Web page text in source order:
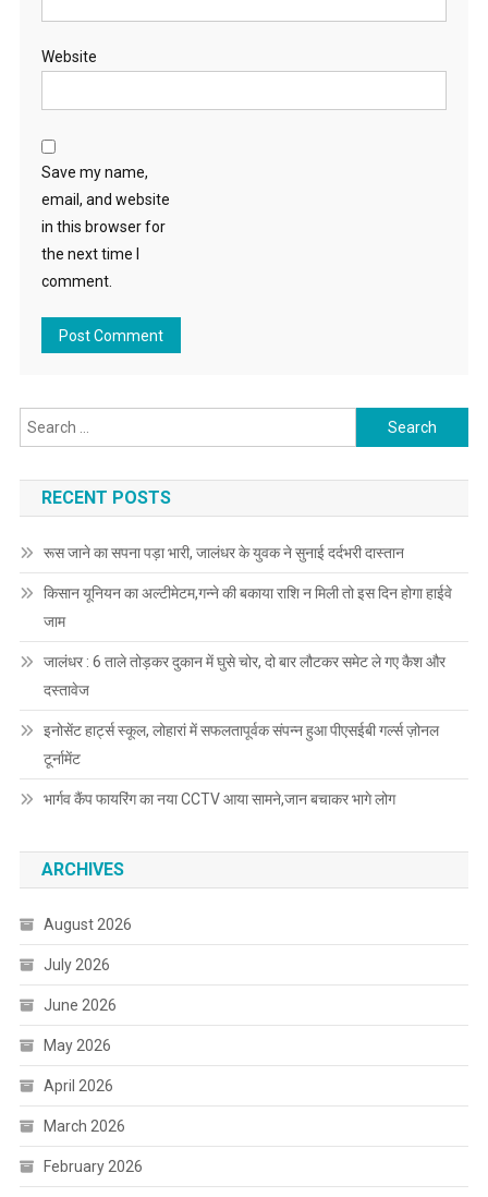
Website
Save my name,
email, and website
in this browser for
the next time I
comment.
Search for:
RECENT POSTS
रूस जाने का सपना पड़ा भारी, जालंधर के युवक ने सुनाई दर्दभरी दास्तान
किसान यूनियन का अल्टीमेटम,गन्ने की बकाया राशि न मिली तो इस दिन होगा हाईवे
जाम
जालंधर : 6 ताले तोड़कर दुकान में घुसे चोर, दो बार लौटकर समेट ले गए कैश और
दस्तावेज
इनोसेंट हार्ट्स स्कूल, लोहारां में सफलतापूर्वक संपन्न हुआ पीएसईबी गर्ल्स ज़ोनल
टूर्नामेंट
भार्गव कैंप फायरिंग का नया CCTV आया सामने,जान बचाकर भागे लोग
ARCHIVES
August 2026
July 2026
June 2026
May 2026
April 2026
March 2026
February 2026